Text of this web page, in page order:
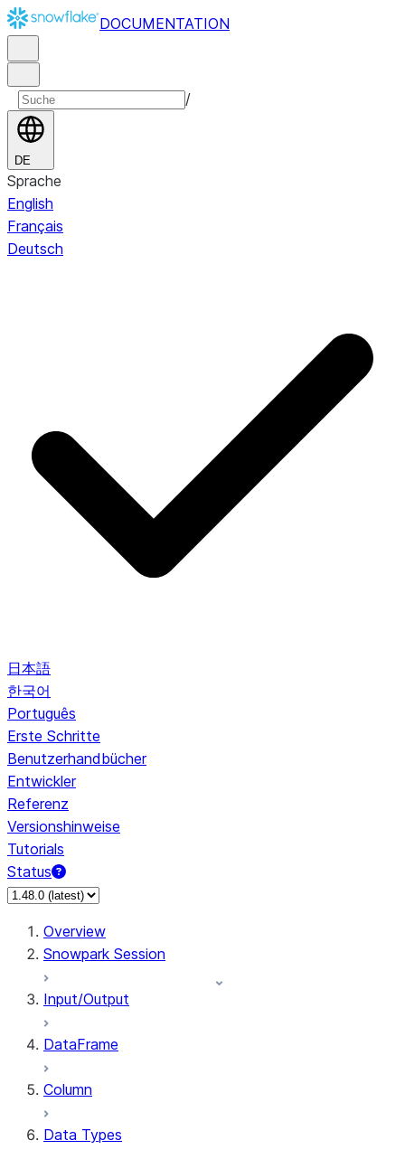
DOCUMENTATION
/
DE
Sprache
English
Français
Deutsch
日本語
한국어
Português
Erste Schritte
Benutzerhandbücher
Entwickler
Referenz
Versionshinweise
Tutorials
Status
Overview
Snowpark Session
Input/Output
DataFrame
Column
Data Types